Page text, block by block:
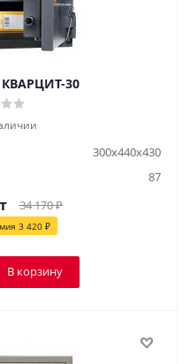
КВАРЦИТ-30
300х440х430
87
34 170₽
3 420₽
В корзину